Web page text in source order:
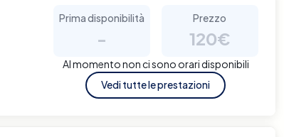
Prima disponibilità
-
Prezzo
120€
Al momento non ci sono orari disponibili
Vedi tutte le prestazioni